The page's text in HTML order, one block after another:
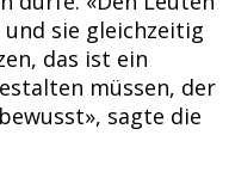
und sie gleichzeitig
das ist ein
müssen, der
sagte die